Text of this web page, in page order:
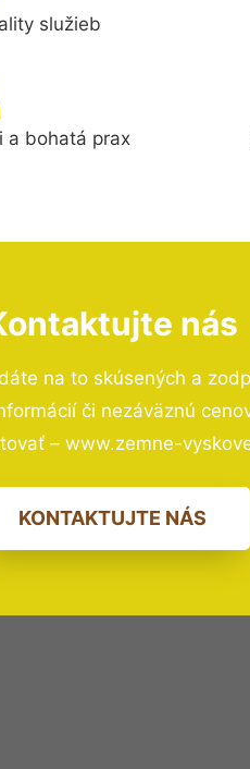
služieb
a bohatá prax
nás
na to skúsených a
či nezáväznú
– www.zemne-
KONTAKTUJTE NÁS